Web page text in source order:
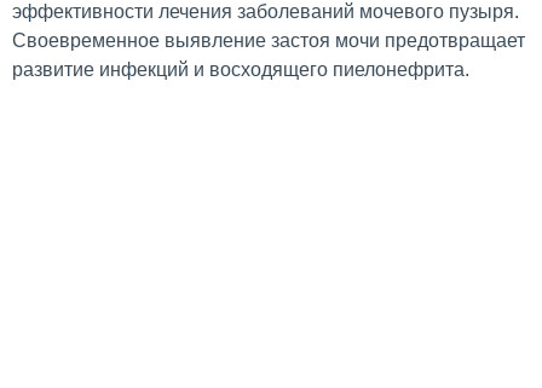
эффективности лечения заболеваний мочевого пузыря.
Своевременное выявление застоя мочи предотвращает
развитие инфекций и восходящего пиелонефрита.